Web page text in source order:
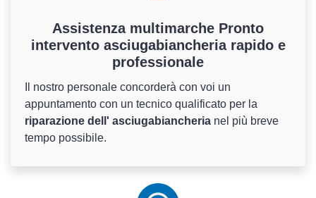
Assistenza multimarche Pronto
intervento asciugabiancheria rapido e
professionale
Il nostro personale concorderà con voi un
appuntamento con un tecnico qualificato per la
riparazione dell' asciugabiancheria nel più breve
tempo possibile.